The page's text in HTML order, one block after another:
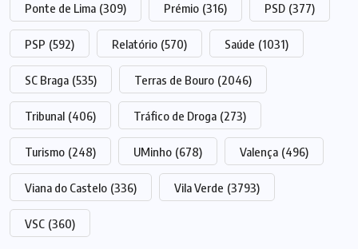
Ponte de Lima (309) Prémio (316) PSD (377)
PSP (592) Relatório (570) Saúde (1031)
SC Braga (535) Terras de Bouro (2046)
Tribunal (406) Tráfico de Droga (273)
Turismo (248) UMinho (678) Valença (496)
Viana do Castelo (336) Vila Verde (3793)
VSC (360)